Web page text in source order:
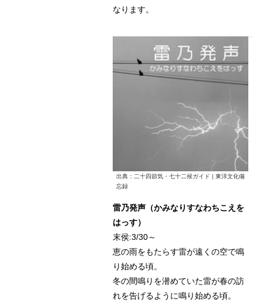
なります。
出典：二十四節気・七十二候ガイド | 東洋文化備
忘録
雷乃発声（かみなりすなわちこえを
はっす）
末侯:3/30～
恵の雨をもたらす雷が遠くの空で鳴
り始める頃。
冬の間鳴りを潜めていた雷が春の訪
れを告げるように鳴り始める頃。